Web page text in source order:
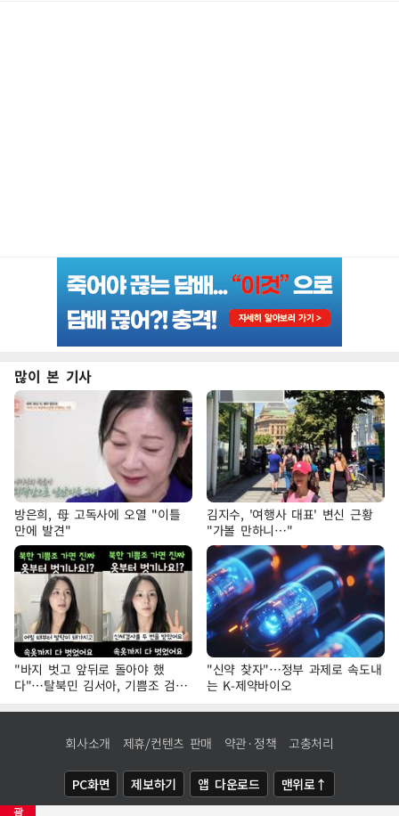
광
많이 본 기사
방은희, 母 고독사에 오열 "이틀
만에 발견"
김지수, '여행사 대표' 변신 근황
"가볼 만하니…"
"바지 벗고 앞뒤로 돌아야 했
다"…탈북민 김서아, 기쁨조 검사
수치심 회상
"신약 찾자"…정부 과제로 속도내
는 K-제약바이오
회사소개 제휴/컨텐츠 판매 약관·정책 고충처리
PC화면 제보하기 앱 다운로드 맨위로↑